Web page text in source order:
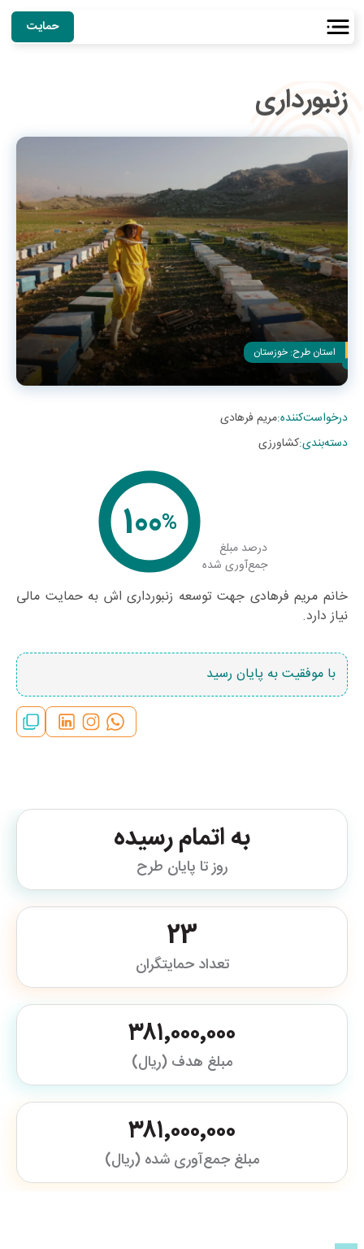
حمایت
زنبورداری
استان طرح: خوزستان
درخواست‌کننده:مریم فرهادی
دسته‌بندی:کشاورزی
درصد مبلغ
جمع‌آوری شده
%
100
خانم مریم فرهادی جهت توسعه زنبورداری اش به حمایت مالی
نیاز دارد.
با موفقیت به پایان رسید
به اتمام رسیده
روز تا پایان طرح
23
تعداد حمایتگران
۳۸۱٬۰۰۰٬۰۰۰
مبلغ هدف (ریال)
۳۸۱٬۰۰۰٬۰۰۰
مبلغ جمع‌آوری شده (ریال)